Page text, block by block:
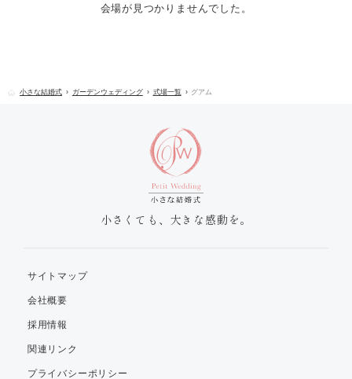
会場が見つかりませんでした。
小さな結婚式 ガーデンウェディング 式場一覧 グアム
小さくても、大きな感動を。
サイトマップ
会社概要
採用情報
関連リンク
プライバシーポリシー